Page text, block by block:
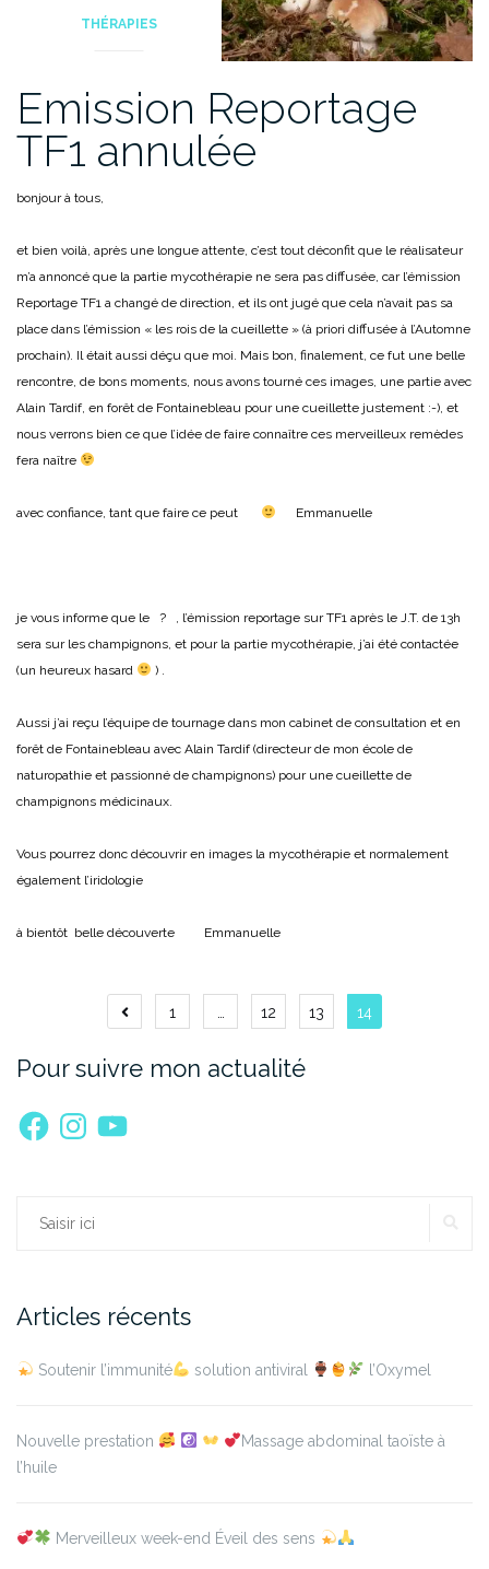
THÉRAPIES
Emission Reportage
TF1 annulée
bonjour à tous,
et bien voilà, après une longue attente, c’est tout déconfit que le réalisateur
m’a annoncé que la partie mycothérapie ne sera pas diffusée, car l’émission
Reportage TF1 a changé de direction, et ils ont jugé que cela n’avait pas sa
place dans l’émission « les rois de la cueillette » (à priori diffusée à l’Automne
prochain). Il était aussi déçu que moi. Mais bon, finalement, ce fut une belle
rencontre, de bons moments, nous avons tourné ces images, une partie avec
Alain Tardif, en forêt de Fontainebleau pour une cueillette justement :-), et
nous verrons bien ce que l’idée de faire connaître ces merveilleux remèdes
fera naître
avec confiance, tant que faire ce peut Emmanuelle
je vous informe que le ? , l’émission reportage sur TF1 après le J.T. de 13h
sera sur les champignons, et pour la partie mycothérapie, j’ai été contactée
(un heureux hasard
) .
Aussi j’ai reçu l’équipe de tournage dans mon cabinet de consultation et en
forêt de Fontainebleau avec Alain Tardif (directeur de mon école de
naturopathie et passionné de champignons) pour une cueillette de
champignons médicinaux.
Vous pourrez donc découvrir en images la mycothérapie et normalement
également l’iridologie
à bientôt belle découverte Emmanuelle
Pagination
des
1 12 13 14
Pour suivre mon actualité
FacebookInstagramYouTube
Rechercher :
Articles récents
Soutenir l’immunité solution antiviral l’Oxymel
Nouvelle prestation
Massage abdominal taoïste à
l’huile
Merveilleux week-end Éveil des sens